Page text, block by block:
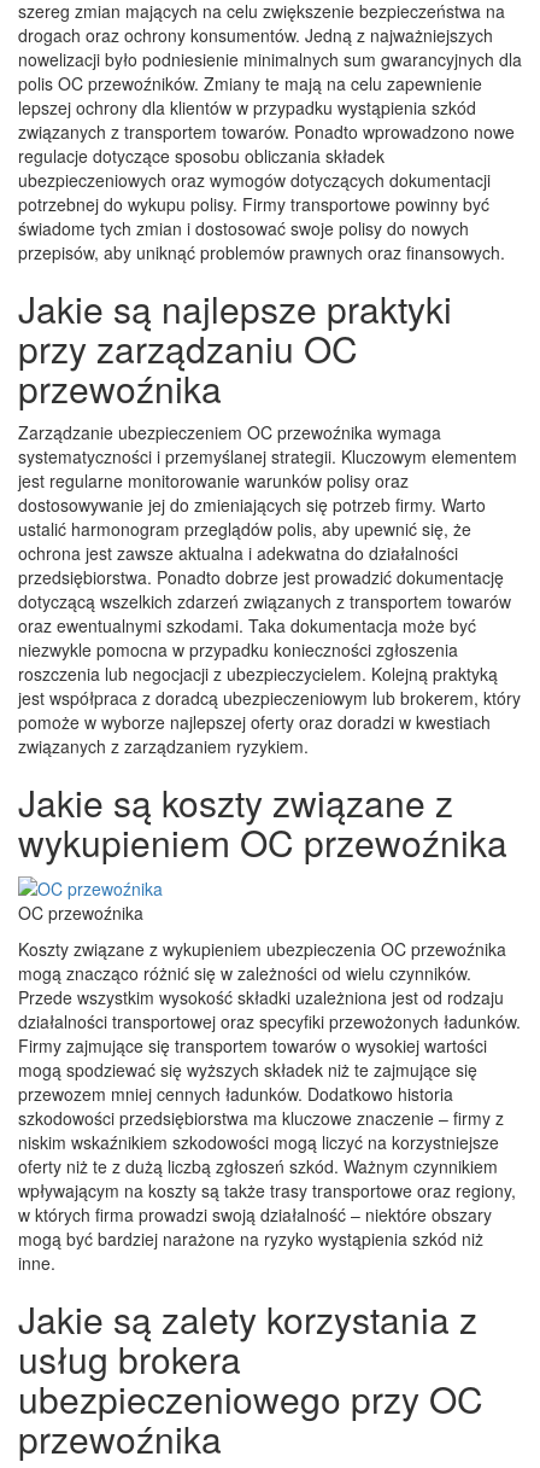
szereg zmian mających na celu zwiększenie bezpieczeństwa na
drogach oraz ochrony konsumentów. Jedną z najważniejszych
nowelizacji było podniesienie minimalnych sum gwarancyjnych dla
polis OC przewoźników. Zmiany te mają na celu zapewnienie
lepszej ochrony dla klientów w przypadku wystąpienia szkód
związanych z transportem towarów. Ponadto wprowadzono nowe
regulacje dotyczące sposobu obliczania składek
ubezpieczeniowych oraz wymogów dotyczących dokumentacji
potrzebnej do wykupu polisy. Firmy transportowe powinny być
świadome tych zmian i dostosować swoje polisy do nowych
przepisów, aby uniknąć problemów prawnych oraz finansowych.
Jakie są najlepsze praktyki
przy zarządzaniu OC
przewoźnika
Zarządzanie ubezpieczeniem OC przewoźnika wymaga
systematyczności i przemyślanej strategii. Kluczowym elementem
jest regularne monitorowanie warunków polisy oraz
dostosowywanie jej do zmieniających się potrzeb firmy. Warto
ustalić harmonogram przeglądów polis, aby upewnić się, że
ochrona jest zawsze aktualna i adekwatna do działalności
przedsiębiorstwa. Ponadto dobrze jest prowadzić dokumentację
dotyczącą wszelkich zdarzeń związanych z transportem towarów
oraz ewentualnymi szkodami. Taka dokumentacja może być
niezwykle pomocna w przypadku konieczności zgłoszenia
roszczenia lub negocjacji z ubezpieczycielem. Kolejną praktyką
jest współpraca z doradcą ubezpieczeniowym lub brokerem, który
pomoże w wyborze najlepszej oferty oraz doradzi w kwestiach
związanych z zarządzaniem ryzykiem.
Jakie są koszty związane z
wykupieniem OC przewoźnika
OC przewoźnika
Koszty związane z wykupieniem ubezpieczenia OC przewoźnika
mogą znacząco różnić się w zależności od wielu czynników.
Przede wszystkim wysokość składki uzależniona jest od rodzaju
działalności transportowej oraz specyfiki przewożonych ładunków.
Firmy zajmujące się transportem towarów o wysokiej wartości
mogą spodziewać się wyższych składek niż te zajmujące się
przewozem mniej cennych ładunków. Dodatkowo historia
szkodowości przedsiębiorstwa ma kluczowe znaczenie – firmy z
niskim wskaźnikiem szkodowości mogą liczyć na korzystniejsze
oferty niż te z dużą liczbą zgłoszeń szkód. Ważnym czynnikiem
wpływającym na koszty są także trasy transportowe oraz regiony,
w których firma prowadzi swoją działalność – niektóre obszary
mogą być bardziej narażone na ryzyko wystąpienia szkód niż
inne.
Jakie są zalety korzystania z
usług brokera
ubezpieczeniowego przy OC
przewoźnika